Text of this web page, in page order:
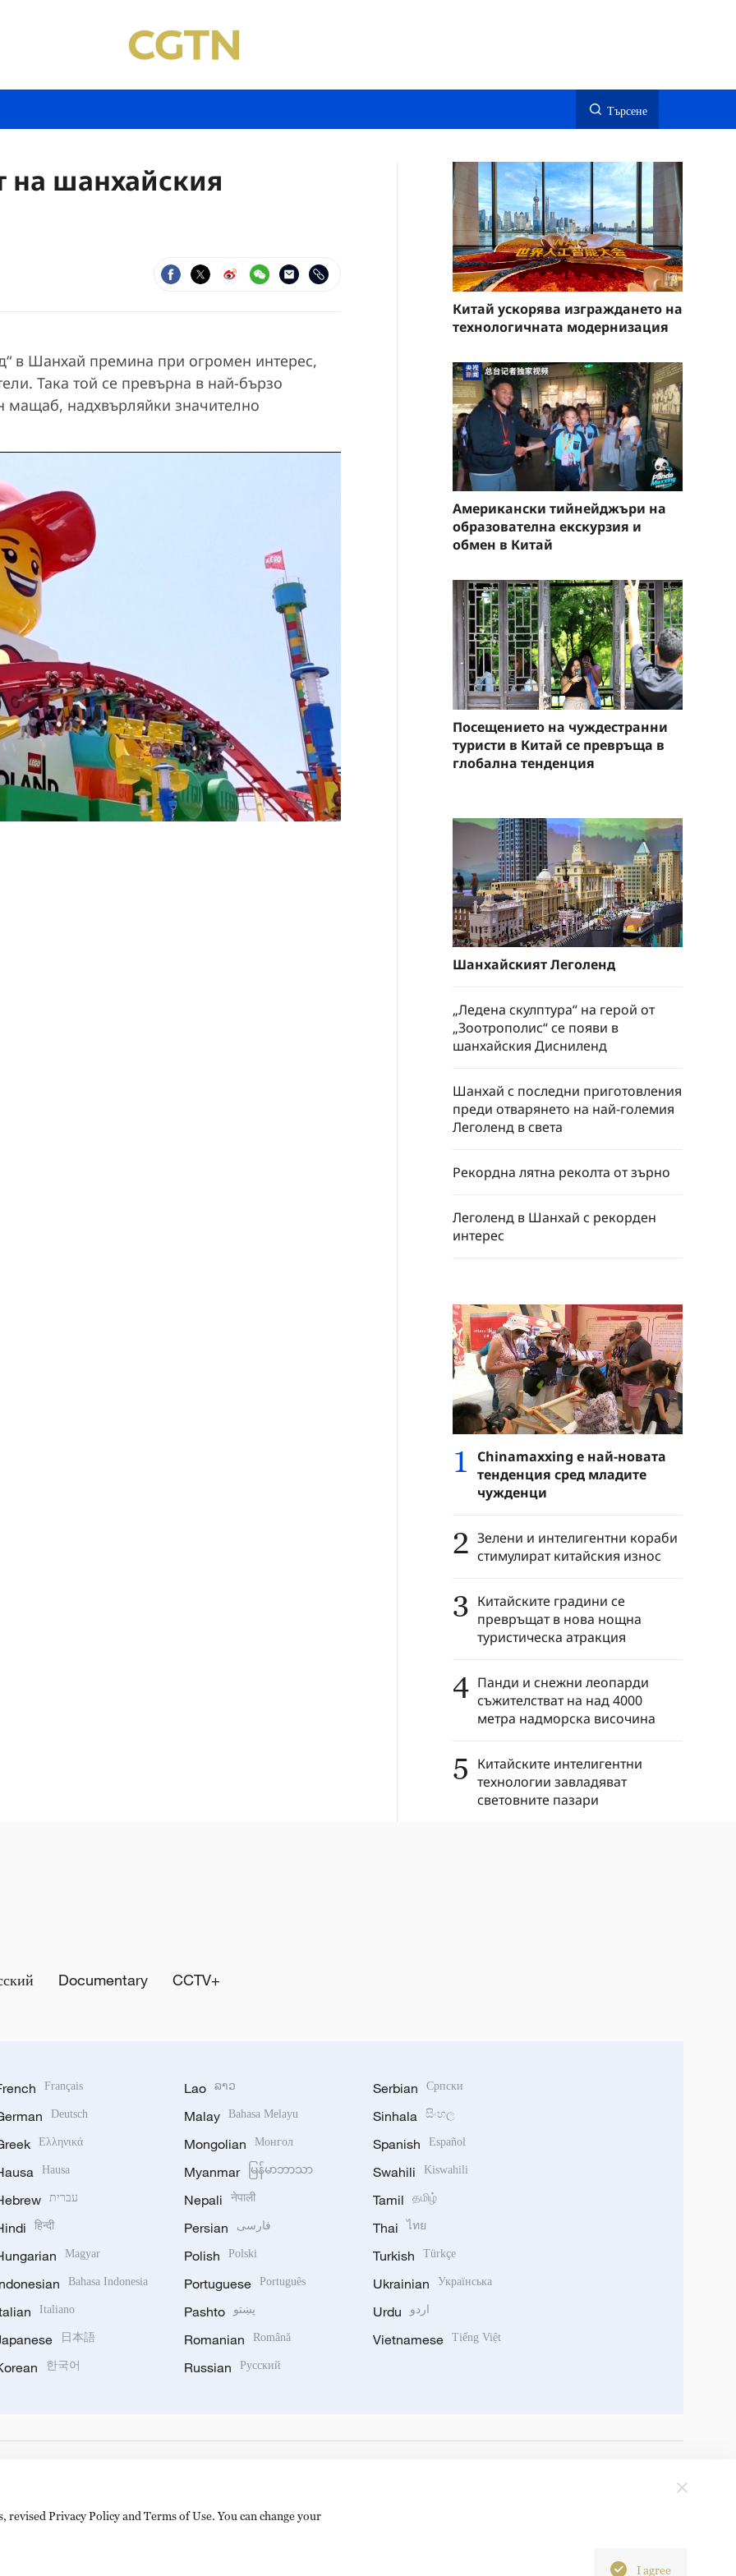
Търсене
на шанхайския
в Шанхай премина при огромен интерес,
Така той се превърна в най-бързо
мащаб, надхвърляйки значително
Китай ускорява изграждането на
технологичната модернизация
Американски тийнейджъри на
образователна екскурзия и
обмен в Китай
Посещението на чуждестранни
туристи в Китай се превръща в
глобална тенденция
Шанхайският Леголенд
„Ледена скулптура“ на герой от
„Зоотрополис“ се появи в
шанхайския Дисниленд
Шанхай с последни приготовления
преди отварянето на най-големия
Леголенд в света
Рекордна лятна реколта от зърно
Леголенд в Шанхай с рекорден
интерес
1
Chinamaxxing е най-новата
тенденция сред младите
чужденци
2 Зелени и интелигентни кораби
стимулират китайския износ
3 Китайските градини се
превръщат в нова нощна
туристическа атракция
4 Панди и снежни леопарди
съжителстват на над 4000
метра надморска височина
5 Китайските интелигентни
технологии завладяват
световните пазари
Documentary CCTV+
Français
Deutsch
Ελληνικά
Hausa
עברית
हिन्दी
Magyar
Bahasa Indonesia
Italiano
日本語
한국어
Lao ລາວ
Malay Bahasa Melayu
Mongolian Монгол
Myanmar မြန်မာဘာသာ
Nepali नेपाली
Persian فارسی
Polish Polski
Portuguese Português
Pashto پښتو
Romanian Română
Russian Русский
Serbian Српски
Sinhala සිංහල
Spanish Español
Swahili Kiswahili
Tamil தமிழ்
Thai ไทย
Turkish Türkçe
Ukrainian Українська
Urdu اردو
Vietnamese Tiếng Việt
Privacy Policy and Terms of Use. You can change your
I agree